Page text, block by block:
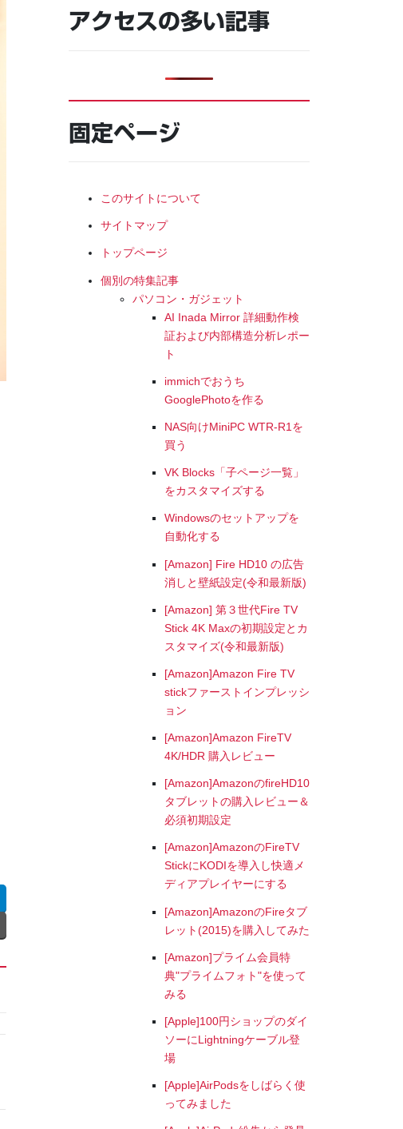
アクセスの多い記事
固定ページ
このサイトについて
サイトマップ
トップページ
個別の特集記事
パソコン・ガジェット
AI Inada Mirror 詳細動作検
証および内部構造分析レポー
ト
immichでおうち
GooglePhotoを作る
NAS向けMiniPC WTR-R1を
買う
VK Blocks「子ページ一覧」
をカスタマイズする
Windowsのセットアップを
自動化する
[Amazon] Fire HD10 の広告
消しと壁紙設定(令和最新版)
[Amazon] 第３世代Fire TV
Stick 4K Maxの初期設定とカ
スタマイズ(令和最新版)
[Amazon]Amazon Fire TV
stickファーストインプレッシ
ョン
[Amazon]Amazon FireTV
4K/HDR 購入レビュー
[Amazon]AmazonのfireHD10
タブレットの購入レビュー＆
必須初期設定
[Amazon]AmazonのFireTV
StickにKODIを導入し快適メ
ディアプレイヤーにする
[Amazon]AmazonのFireタブ
レット(2015)を購入してみた
[Amazon]プライム会員特
典"プライムフォト"を使って
みる
[Apple]100円ショップのダイ
ソーにLightningケーブル登
場
[Apple]AirPodsをしばらく使
ってみました